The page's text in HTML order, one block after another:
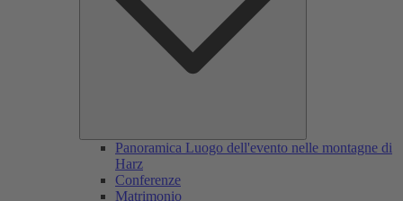
Panoramica Luogo dell'evento nelle montagne di
Harz
Conferenze
Matrimonio